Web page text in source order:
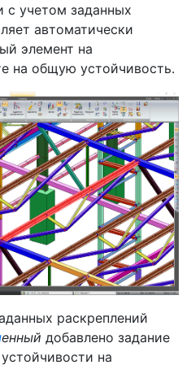
с учетом заданных
автоматически
элемент на
на общую устойчивость.
раскреплений
енный добавлено задание
на